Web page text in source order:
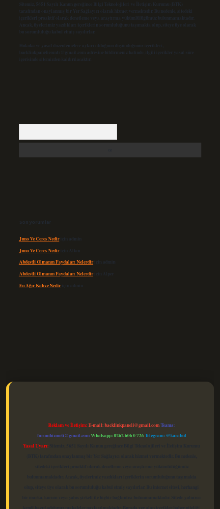
Sitemiz, 5651 Sayılı Kanun gereğince Bilgi Teknolojileri ve İletişim Kurumu (BTK)
tarafından onaylanmış bir Yer Sağlayıcı olarak hizmet vermektedir. Bu nedenle, sitedeki
içerikleri proaktif olarak denetleme veya araştırma yükümlülüğümüz bulunmamaktadır.
Ancak, üyelerimiz yazdıkları içeriklerin sorumluluğunu taşımakta olup, siteye üye olarak
bu sorumluluğu kabul etmiş sayılırlar.
Hukuka ve yasal düzenlemelere aykırı olduğunu düşündüğünüz içerikleri,
backlinkpanelicomtr@gmail.com adresine bildirmeniz halinde, ilgili içerikler yasal süre
içerisinde sitemizden kaldırılacaktır.
Son yorumlar
Juno Ve Ceres Nediriçin admin
Juno Ve Ceres Nediriçin Altan
Abdestli Olmanın Faydaları Nelerdiriçin admin
Abdestli Olmanın Faydaları Nelerdiriçin Alper
En Ağır Kahve Nediriçin admin
Reklam ve İletişim:E-mail:backlinkpaneli@gmail.comTeams:
forumhizmeti@gmail.comWhatsapp: 0262 606 0 726Telegram: @karabul
Yasal Uyarı: